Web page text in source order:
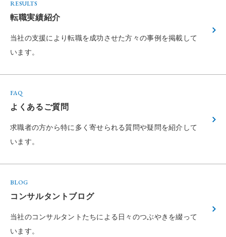
RESULTS
転職実績紹介
当社の支援により転職を成功させた方々の事例を掲載して
います。
FAQ
よくあるご質問
求職者の方から特に多く寄せられる質問や疑問を紹介して
います。
BLOG
コンサルタントブログ
当社のコンサルタントたちによる 日々のつぶやきを綴って
います。